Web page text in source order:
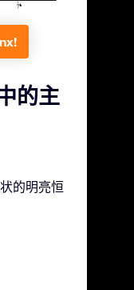
的主
的明亮恒